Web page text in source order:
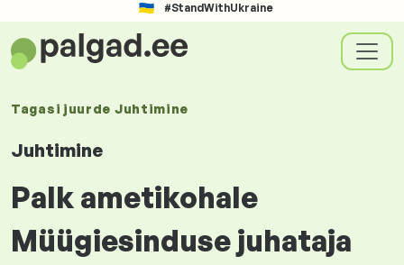
#StandWithUkraine
Tagasi juurde Juhtimine
Juhtimine
Palk ametikohale
Müügiesinduse juhataja